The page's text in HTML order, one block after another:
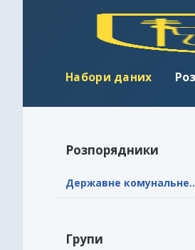
Набори даних
Розпорядники
Державне
Групи